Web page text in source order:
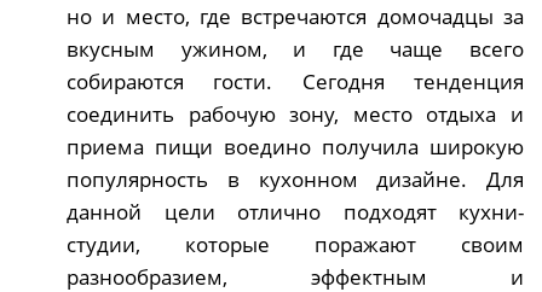
но и место, где встречаются домочадцы за
вкусным ужином, и где чаще всего
собираются гости. Сегодня тенденция
соединить рабочую зону, место отдыха и
приема пищи воедино получила широкую
популярность в кухонном дизайне. Для
данной цели отлично подходят кухни-
студии, которые поражают своим
разнообразием, эффектным и